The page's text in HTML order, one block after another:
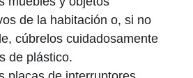
de la habitación o, si no
cúbrelos cuidadosamente
de plástico.